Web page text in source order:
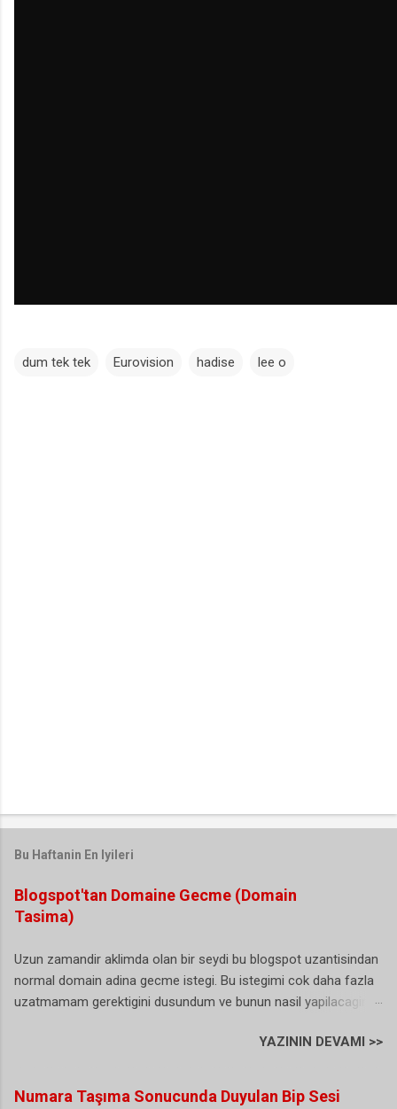
dum tek tek Eurovision hadise lee o
Bu Haftanin En Iyileri
Blogspot'tan Domaine Gecme (Domain
Tasima)
Uzun zamandir aklimda olan bir seydi bu blogspot uzantisindan
normal domain adina gecme istegi. Bu istegimi cok daha fazla
uzatmamam gerektigini dusundum ve bunun nasil yapilacagini
harika bir hizmet ne domain ne de bir hosting ihtiyaciniz var.
istiyorsunuz. Eger sizde benim gibi bu gecisi dusunuyor ama
YAZININ DEVAMI >>
Numara Taşıma Sonucunda Duyulan Bip Sesi